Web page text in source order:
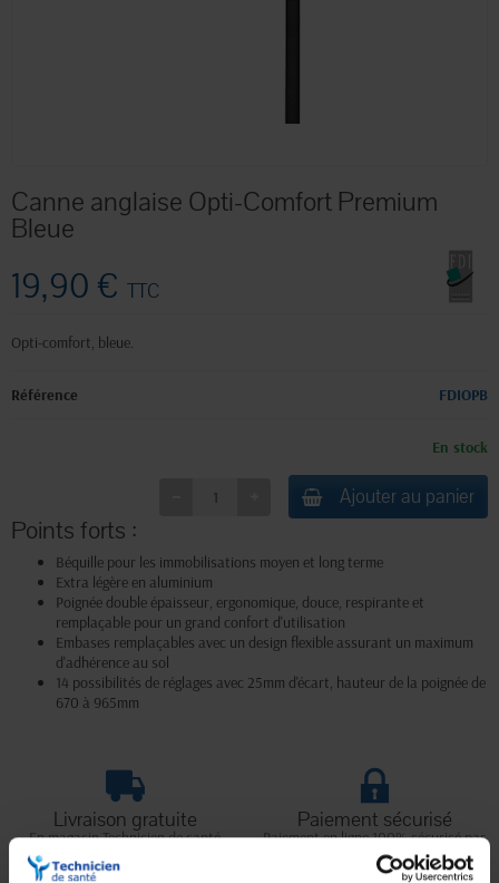
Canne anglaise Opti-Comfort Premium
Bleue
19,90 € TTC
Opti-comfort, bleue.
Référence FDIOPB
En stock
Ajouter au panier
Points forts :
Béquille pour les immobilisations moyen et long terme
Extra légère en aluminium
Poignée double épaisseur, ergonomique, douce, respirante et
remplaçable pour un grand confort d'utilisation
Embases remplaçables avec un design flexible assurant un maximum
d'adhérence au sol
14 possibilités de réglages avec 25mm d'écart, hauteur de la poignée de
670 à 965mm
Livraison gratuite
En magasin Technicien de santé
En France à domicile à partir de 99€
d'achats
Paiement sécurisé
Paiement en ligne 100% sécurisé par
carte bancaire ou Paypal